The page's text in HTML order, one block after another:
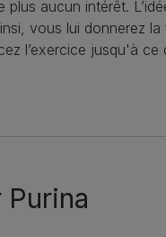
aucun intérêt.
vous lui donnerez
l’exercice jusqu'à ce